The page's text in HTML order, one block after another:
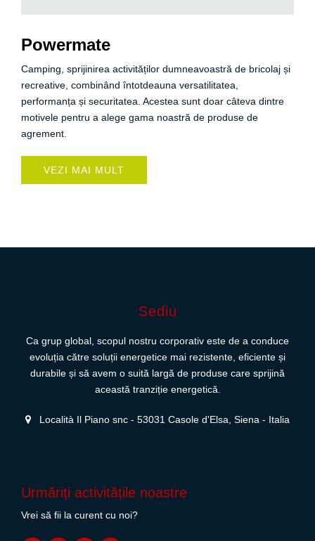
Powermate
Camping, sprijinirea activităților dumneavoastră de bricolaj și
recreative, combinând întotdeauna versatilitatea,
performanța și securitatea. Acestea sunt doar câteva dintre
motivele pentru a alege gama noastră de produse de
agrement.
VEZI MAI MULT
Sediu
Ca grup global, scopul nostru corporativ este de a conduce
evoluția către soluții energetice mai rezistente, eficiente și
durabile și să avem o suită largă de produse care sprijină
această tranziție energetică.
Località Il Piano snc - 53031 Casole d'Elsa, Siena - Italia
Urmăriți activitățile noastre
Vrei să fii la curent cu noi?